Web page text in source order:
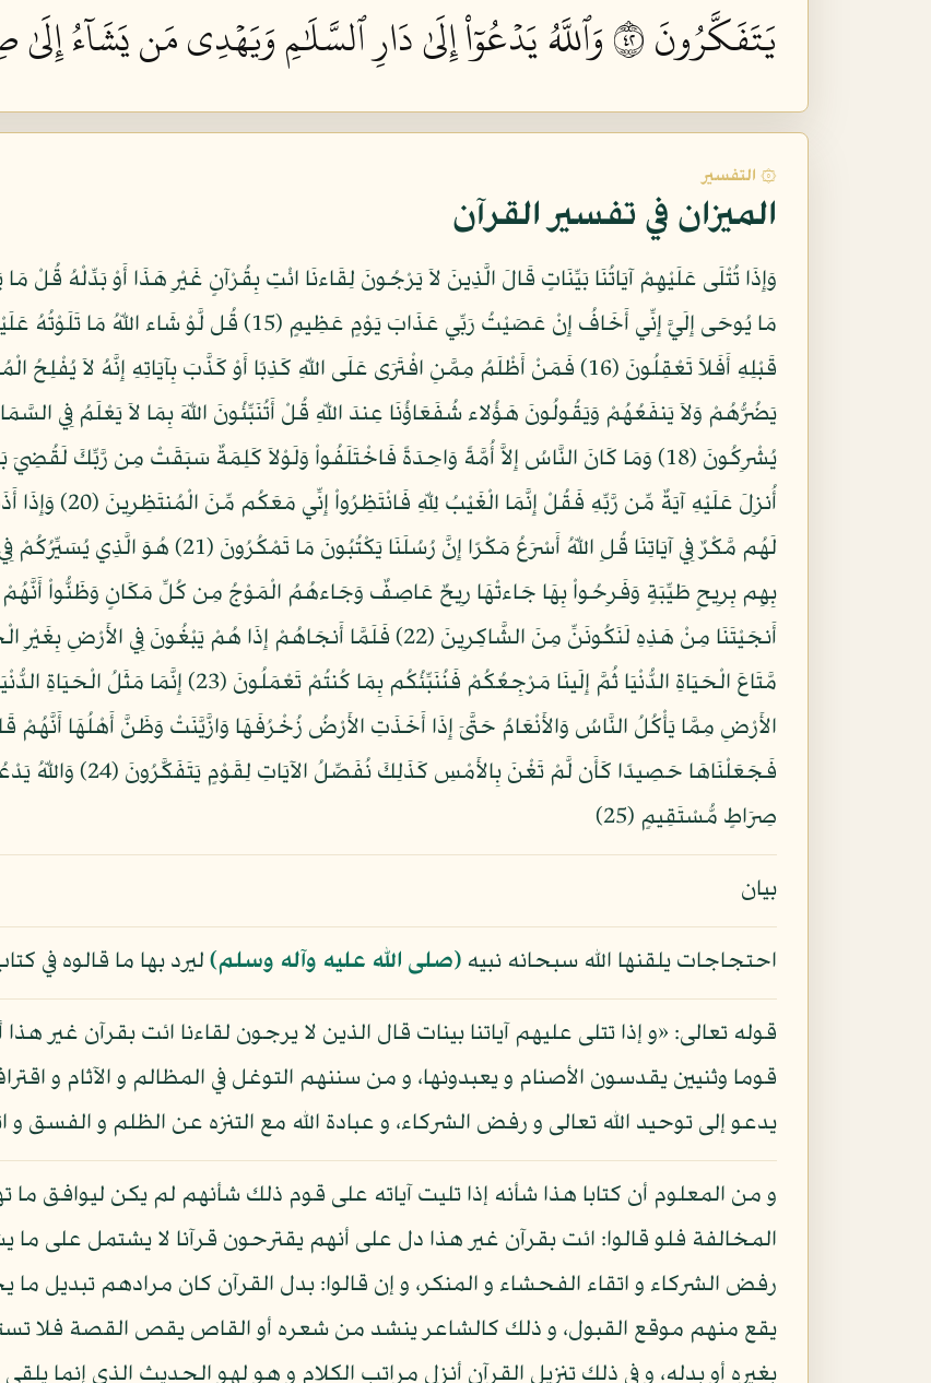
يَتَفَكَّرُونَ ٢٤
وَٱللَّهُ يَدۡعُوٓاْ إِلَىٰ دَارِ ٱلسَّلَٰمِ وَيَهۡدِي مَن يَشَآءُ
۞ التفسير
الميزان في تفسير القرآن
وَإِذَا تُتْلَى عَلَيْهِمْ آيَاتُنَا بَيِّنَاتٍ قَالَ الَّذِينَ لاَ يَرْجُونَ لِقَاءنَا ائْتِ بِقُرْآنٍ غَيْرِ هَذَا أَوْ بَدِّلْهُ قُلْ
مَا يُوحَى إِلَيَّ إِنِّي أَخَافُ إِنْ عَصَيْتُ رَبِّي عَذَابَ يَوْمٍ
يَضُرُّهُمْ وَلاَ يَنفَعُهُمْ وَيَقُولُونَ هَؤُلاء شُفَعَاؤُنَا عِندَ اللّهِ قُلْ أَتُنَبِّئُونَ اللّهَ بِمَا لاَ يَعْلَمُ فِي
أُنزِلَ عَلَيْهِ آيَةٌ مِّن
لَهُم مَّكْرٌ فِي آيَاتِنَا قُلِ اللّهُ أَسْرَعُ مَكْرًا إِنَّ
بِهِم بِرِيحٍ طَيِّبَةٍ وَفَرِحُواْ بِهَا جَاءتْهَا رِيحٌ عَاصِفٌ وَجَاءهُمُ الْمَوْجُ مِن كُلِّ مَكَانٍ وَظَنُّواْ
أَنجَيْتَنَا مِنْ هَذِهِ لَنَكُونَنِّ مِنَ الشَّاكِرِينَ (22) فَلَمَّا أَنجَاهُمْ إِذَا هُمْ
مَّتَاعَ الْحَيَاةِ الدُّنْيَا ثُمَّ إِلَينَا مَرْجِعُكُمْ
الأَرْضِ مِمَّا يَأْكُلُ النَّاسُ وَالأَنْعَامُ حَتَّىَ إِذَا أَخَذَتِ الأَرْضُ زُخْرُفَهَا وَازَّيَّنَتْ وَظَنَّ أَهْلُهَا أَنَّهُمْ
فَجَعَلْنَاهَا حَصِيدًا كَأَن
صِرَاطٍ مُّسْتَقِيمٍ (25)
بيان
احتجاجات يلقنها الله سبحانه نبيه (صلى الله عليه وآله وسلم) ليرد بها ما قالوه في
قوله تعالى: «و إذا تتلى عليهم آياتنا بينات قال الذين لا يرجون لقاءنا ائت بقرآن غير هذا
قوما وثنيين يقدسون الأصنام و يعبدونها، و من سننهم التوغل في المظالم و الآثام و
يدعو إلى توحيد الله تعالى و رفض الشركاء، و عبادة الله مع التنزه عن الظلم و الفسق و
و من المعلوم أن كتابا هذا شأنه إذا تليت آياته على قوم ذلك شأنهم لم يكن ليوافق
المخالفة فلو قالوا: ائت بقرآن غير هذا دل على أنهم يقترحون قرآنا لا يشتمل على ما
رفض الشركاء و اتقاء الفحشاء و المنكر، و إن قالوا: بدل القرآن كان مرادهم تبديل ما
يقع منهم موقع القبول، و ذلك كالشاعر ينشد من شعره أو القاص يقص القصة فلا
بغيره أو بدله، و في ذلك تنزيل القرآن أنزل مراتب الكلام و هو لهو الحديث الذي إنما